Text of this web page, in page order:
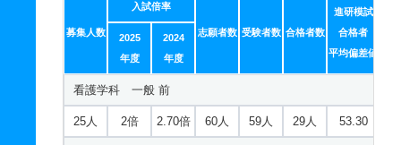
募集人数
入試倍率
志願者数 受験者数 合格者数
進研模試
合格者
平均偏差値
2025
年度
2024
年度
看護学科 一般 前
25人 2倍 2.70倍 60人 59人 29人 53.30